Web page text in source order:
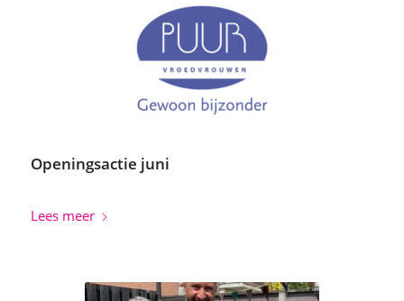
Openingsactie juni
Lees meer